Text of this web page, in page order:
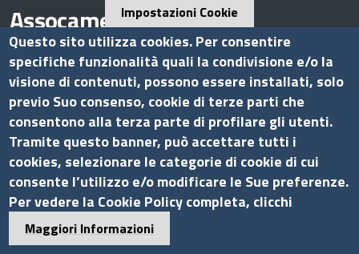
Assocamerestero
Contatti
Via G.B. Morgagni, 13 - 00161 Roma
Tel.: +39 06 44231314
P.Iva 01898631005
C.F. 07888290587
Pecinfo.assocamerestero@legalmail.it
info@assocamerestero.it
Impostazioni Cookie
Questo sito utilizza cookies. Per consentire
specifiche funzionalità quali la condivisione e/o la
visione di contenuti, possono essere installati, solo
previo Suo consenso, cookie di terze parti che
consentono alla terza parte di profilare gli utenti.
Tramite questo banner, può accettare tutti i
cookies, selezionare le categorie di cookie di cui
consente l’utilizzo e/o modificare le Sue preferenze.
Per vedere la Cookie Policy completa, clicchi
Maggiori Informazioni